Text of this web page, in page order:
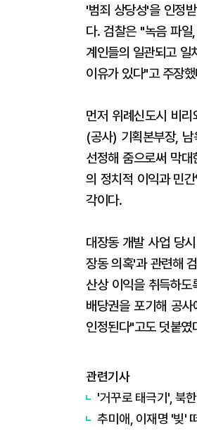
'범죄 상당성'을 인정
다. 검찰은 "녹음 파일
계인들의 일관되고
이유가 있다"고 주장
먼저 위례신도시 비
(공사) 기획본부장,
선정해 줌으로써 막
의 정치적 이익과 민
각이다.
대장동 개발 사업 당
장동 의혹'과 관련해
산상 이익을 취득하
배당권을 포기해 공
인정된다"고도 덧붙였
관련기사
'거꾸로 태극기', 북
추미애, 이재명 '빚'